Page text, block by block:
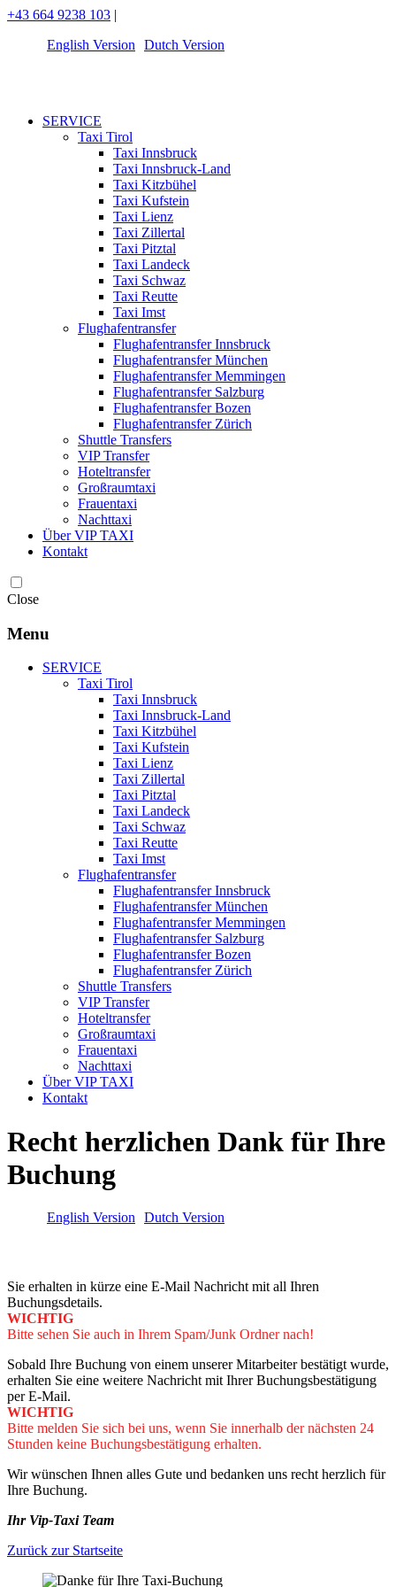
+43 664 9238 103 |
English Version
Dutch Version
SERVICE
Taxi Tirol
Taxi Innsbruck
Taxi Innsbruck-Land
Taxi Kitzbühel
Taxi Kufstein
Taxi Lienz
Taxi Zillertal
Taxi Pitztal
Taxi Landeck
Taxi Schwaz
Taxi Reutte
Taxi Imst
Flughafentransfer
Flughafentransfer Innsbruck
Flughafentransfer München
Flughafentransfer Memmingen
Flughafentransfer Salzburg
Flughafentransfer Bozen
Flughafentransfer Zürich
Shuttle Transfers
VIP Transfer
Hoteltransfer
Großraumtaxi
Frauentaxi
Nachttaxi
Über VIP TAXI
Kontakt
Close
Menu
SERVICE
Taxi Tirol
Taxi Innsbruck
Taxi Innsbruck-Land
Taxi Kitzbühel
Taxi Kufstein
Taxi Lienz
Taxi Zillertal
Taxi Pitztal
Taxi Landeck
Taxi Schwaz
Taxi Reutte
Taxi Imst
Flughafentransfer
Flughafentransfer Innsbruck
Flughafentransfer München
Flughafentransfer Memmingen
Flughafentransfer Salzburg
Flughafentransfer Bozen
Flughafentransfer Zürich
Shuttle Transfers
VIP Transfer
Hoteltransfer
Großraumtaxi
Frauentaxi
Nachttaxi
Über VIP TAXI
Kontakt
Recht herzlichen Dank für Ihre
Buchung
English Version Dutch Version
Sie erhalten in kürze eine E-Mail Nachricht mit all Ihren
Buchungsdetails.
WICHTIG
Bitte sehen Sie auch in Ihrem Spam/Junk Ordner nach!
Sobald Ihre Buchung von einem unserer Mitarbeiter bestätigt wurde,
erhalten Sie eine weitere Nachricht mit Ihrer Buchungsbestätigung
per E-Mail.
WICHTIG
Bitte melden Sie sich bei uns, wenn Sie innerhalb der nächsten 24
Stunden keine Buchungsbestätigung erhalten.
Wir wünschen Ihnen alles Gute und bedanken uns recht herzlich für
Ihre Buchung.
Ihr Vip-Taxi Team
Zurück zur Startseite